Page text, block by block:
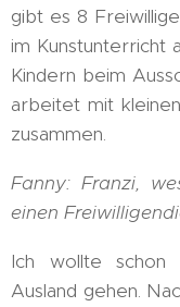
gibt es 8
im Kunstunterricht
Kindern beim
arbeitet mit
zusammen.
Fanny: Franzi,
einen
Ich wollte schon
Ausland gehen.